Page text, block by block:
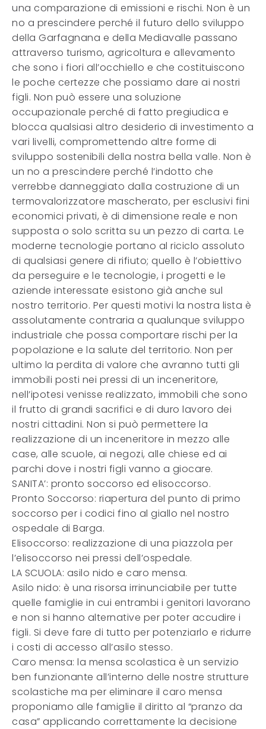
una comparazione di emissioni e rischi. Non è un
no a prescindere perché il futuro dello sviluppo
della Garfagnana e della Mediavalle passano
attraverso turismo, agricoltura e allevamento
che sono i fiori all’occhiello e che costituiscono
le poche certezze che possiamo dare ai nostri
figli. Non può essere una soluzione
occupazionale perché di fatto pregiudica e
blocca qualsiasi altro desiderio di investimento a
vari livelli, compromettendo altre forme di
sviluppo sostenibili della nostra bella valle. Non è
un no a prescindere perché l’indotto che
verrebbe danneggiato dalla costruzione di un
termovalorizzatore mascherato, per esclusivi fini
economici privati, è di dimensione reale e non
supposta o solo scritta su un pezzo di carta. Le
moderne tecnologie portano al riciclo assoluto
di qualsiasi genere di rifiuto; quello è l’obiettivo
da perseguire e le tecnologie, i progetti e le
aziende interessate esistono già anche sul
nostro territorio. Per questi motivi la nostra lista è
assolutamente contraria a qualunque sviluppo
industriale che possa comportare rischi per la
popolazione e la salute del territorio. Non per
ultimo la perdita di valore che avranno tutti gli
immobili posti nei pressi di un inceneritore,
nell’ipotesi venisse realizzato, immobili che sono
il frutto di grandi sacrifici e di duro lavoro dei
nostri cittadini. Non si può permettere la
realizzazione di un inceneritore in mezzo alle
case, alle scuole, ai negozi, alle chiese ed ai
parchi dove i nostri figli vanno a giocare.
SANITA’: pronto soccorso ed elisoccorso.
Pronto Soccorso: riapertura del punto di primo
soccorso per i codici fino al giallo nel nostro
ospedale di Barga.
Elisoccorso: realizzazione di una piazzola per
l’elisoccorso nei pressi dell’ospedale.
LA SCUOLA: asilo nido e caro mensa.
Asilo nido: è una risorsa irrinunciabile per tutte
quelle famiglie in cui entrambi i genitori lavorano
e non si hanno alternative per poter accudire i
figli. Si deve fare di tutto per potenziarlo e ridurre
i costi di accesso all’asilo stesso.
Caro mensa: la mensa scolastica è un servizio
ben funzionante all’interno delle nostre strutture
scolastiche ma per eliminare il caro mensa
proponiamo alle famiglie il diritto al “pranzo da
casa” applicando correttamente la decisione